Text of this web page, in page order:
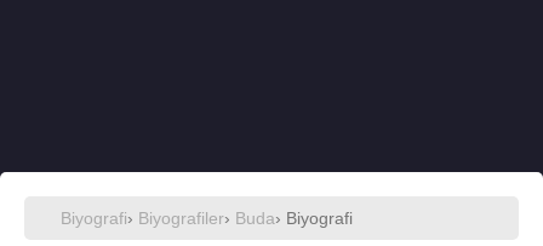
Biyografi› Biyografiler› Buda› Biyografi